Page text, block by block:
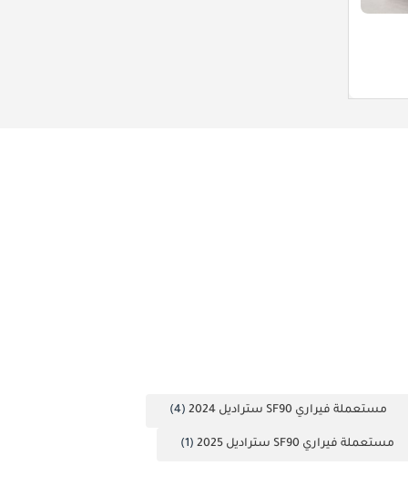
مستعملة فيراري SF90 ستراديل 2024 (4)
مستعملة فيراري SF90 ستراديل 2025 (1)